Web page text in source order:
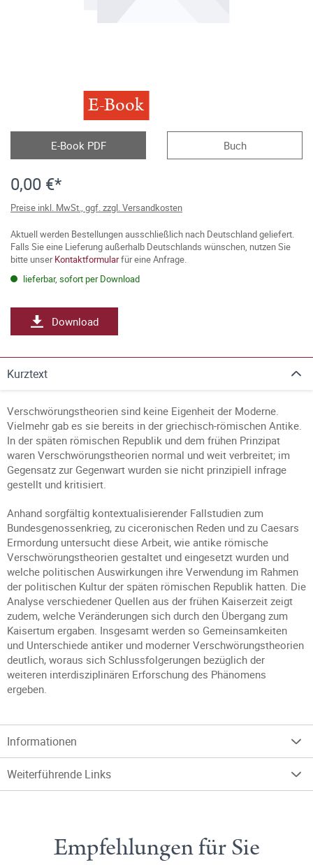
E-Book
E-Book PDF Buch
0,00 €*
Preise inkl. MwSt., ggf. zzgl. Versandkosten
Aktuell werden Bestellungen ausschließlich nach Deutschland geliefert.
Falls Sie eine Lieferung außerhalb Deutschlands wünschen, nutzen Sie
bitte unserKontaktformularfür eine Anfrage.
lieferbar, sofort per Download
Download
Kurztext
Verschwörungstheorien sind keine Eigenheit der Moderne.
Vielmehr gab es sie bereits in der griechisch-römischen Antike.
In der späten römischen Republik und dem frühen Prinzipat
waren Verschwörungstheorien normal und weit verbreitet; im
Gegensatz zur Gegenwart wurden sie nicht prinzipiell infrage
gestellt und kritisiert.
Anhand sorgfältig kontextualisierender Fallstudien zum
Bundesgenossenkrieg, zu ciceronischen Reden und zu Caesars
Ermordung untersucht diese Arbeit, wie antike römische
Verschwörungstheorien gestaltet und eingesetzt wurden und
welche politischen Auswirkungen ihre Verwendung im Rahmen
der politischen Kultur der späten römischen Republik hatten. Die
Analyse verschiedener Quellen aus der frühen Kaiserzeit zeigt
zudem, welche Veränderungen sich durch den Übergang zum
Kaisertum ergaben. Insgesamt werden so Gemeinsamkeiten
und Unterschiede antiker und moderner Verschwörungstheorien
deutlich, woraus sich Schlussfolgerungen bezüglich der
weiteren interdisziplinären Erforschung des Phänomens
ergeben.
Informationen
Weiterführende Links
Empfehlungen für Sie